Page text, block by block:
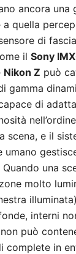
ancora una
quella
di
il Sony
Nikon Z può
gamma
di
scena, e il
umano
una
molto
interni
può
complete in